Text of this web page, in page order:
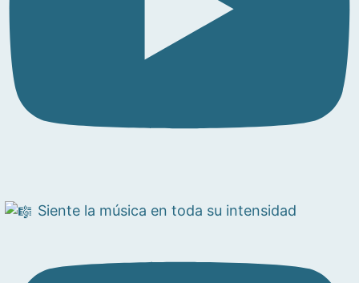
Siente la música en toda su intensidad